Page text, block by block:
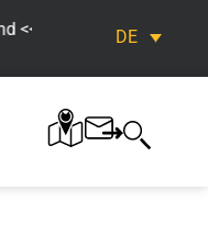
Bike&Co DE